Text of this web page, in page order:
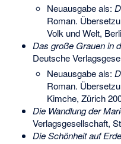
Neuausgabe als:
Roman.
Volk und Welt,
Das große Grauen in
Deutsche
Neuausgabe als:
Roman.
Kimche, Zürich
Die Wandlung der
Verlagsgesellschaft,
Die Schönheit auf